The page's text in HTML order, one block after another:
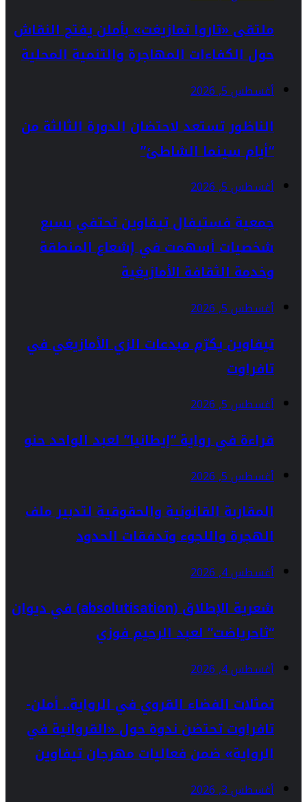
ملتقى «تاروا تمازيغت» بأملن يفتح النقاش
حول الكفاءات المهاجرة والتنمية المحلية
أغسطس 5, 2026
الناظور تستعد لاحتضان الدورة الثالثة من
“أيام سينما الشاطئ”
أغسطس 5, 2026
جمعية فستيفال تيفاوين تحتفي بسبع
شخصيات أسهمت في إشعاع المنطقة
وخدمة الثقافة الأمازيغية
أغسطس 5, 2026
تيفاوين يكرّم مبدعات الزي الأمازيغي في
تافراوت
أغسطس 5, 2026
قراءة في رواية “إيطانيا” لعبد الواحد حنو
أغسطس 5, 2026
المقاربة القانونية والحقوقية لتدبير ملف
الهجرة واللجوء وتدفقات الحدود
أغسطس 4, 2026
شعرية الإطلاق (absolutisation) في ديوان
“ثاحرياضت” لعبد الرحيم فوزي
أغسطس 4, 2026
تمثلات الفضاء القروي في الرواية.. أملن-
تافراوت تحتضن ندوة حول «القروانية في
الرواية» ضمن فعاليات مهرجان تيفاوين
أغسطس 3, 2026